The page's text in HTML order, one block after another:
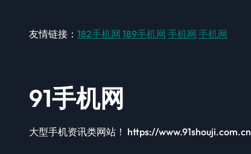
友情链接： 182手机网 189手机网 手机网 手机网
91手机网
大型手机资讯类网站！ https://www.91shouji.com.cn